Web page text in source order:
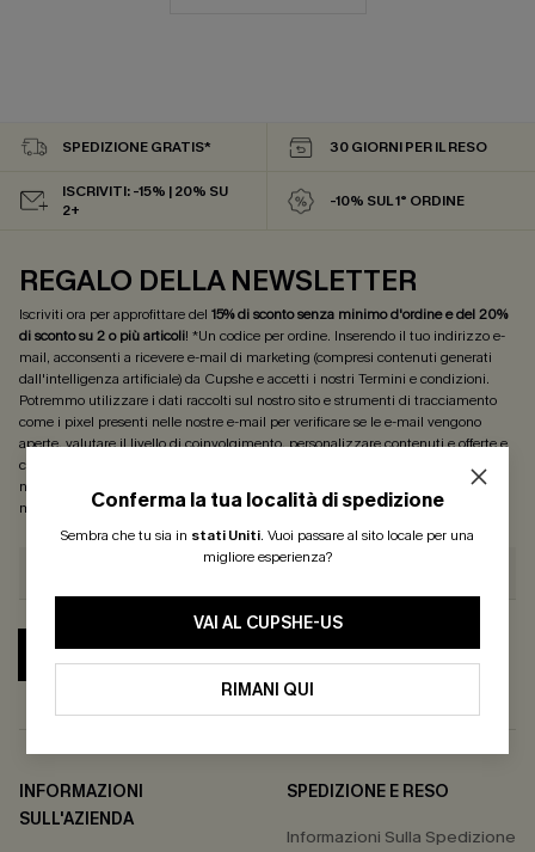
Conferma la tua località di spedizione
Sembra che tu sia in stati Uniti. Vuoi passare al sito locale per una
migliore esperienza?
VAI AL CUPSHE-US
RIMANI QUI
SPEDIZIONE GRATIS* 30 GIORNI PER IL RESO
ISCRIVITI: -15% | 20% SU
2+
-10% SUL 1° ORDINE
REGALO DELLA NEWSLETTER
Iscriviti ora per approfittare del 15% di sconto senza minimo d'ordine e del 20%
di sconto su 2 o più articoli! *Un codice per ordine. Inserendo il tuo indirizzo e-
mail, acconsenti a ricevere e-mail di marketing (compresi contenuti generati
dall'intelligenza artificiale) da Cupshe e accetti i nostri Termini e condizioni.
Potremmo utilizzare i dati raccolti sul nostro sito e strumenti di tracciamento
come i pixel presenti nelle nostre e-mail per verificare se le e-mail vengono
aperte, valutare il livello di coinvolgimento, personalizzare contenuti e offerte e
consigliarti prodotti che potrebbero interessarti, il tutto come descritto nella
nostra
momento.
ABBONATI
INFORMAZIONI
SULL'AZIENDA
SPEDIZIONE E RESO
Informazioni Sulla Spedizione